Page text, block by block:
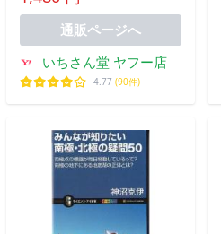
通販ページへ
いちさん堂 ヤフー店
4.77 (90件)